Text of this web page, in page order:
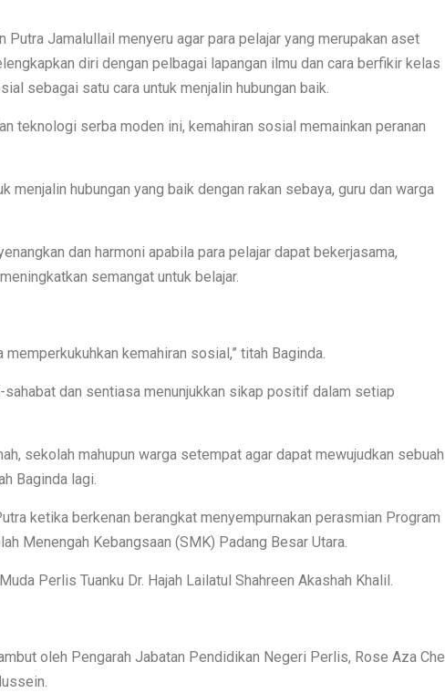
Putra Jamalullail menyeru agar para pelajar yang merupakan aset
diri dengan pelbagai lapangan ilmu dan cara berfikir kelas
sebagai satu cara untuk menjalin hubungan baik.
teknologi serba moden ini, kemahiran sosial memainkan peranan
menjalin hubungan yang baik dengan rakan sebaya, guru dan warga
dan harmoni apabila para pelajar dapat bekerjasama,
semangat untuk belajar.
kemahiran sosial,” titah Baginda.
sahabat dan sentiasa menunjukkan sikap positif dalam setiap
sekolah mahupun warga setempat agar dapat mewujudkan sebuah
Baginda lagi.
ketika berkenan berangkat menyempurnakan perasmian Program
Menengah Kebangsaan (SMK) Padang Besar Utara.
Perlis Tuanku Dr. Hajah Lailatul Shahreen Akashah Khalil.
oleh Pengarah Jabatan Pendidikan Negeri Perlis, Rose Aza Che